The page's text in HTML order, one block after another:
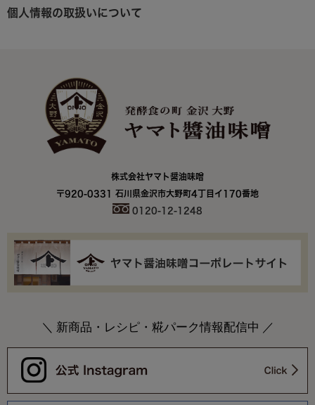
個人情報の取扱いについて
株式会社ヤマト醤油味噌
〒920-0331 石川県金沢市大野町4丁目イ170番地
0120-12-1248
＼ 新商品・レシピ・糀パーク情報配信中 ／